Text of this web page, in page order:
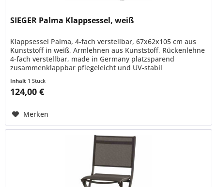
SIEGER Palma Klappsessel, weiß
Klappsessel Palma, 4-fach verstellbar, 67x62x105 cm aus
Kunststoff in weiß, Armlehnen aus Kunststoff, Rückenlehne
4-fach verstellbar, made in Germany platzsparend
zusammenklappbar pflegeleicht und UV-stabil
Inhalt 1 Stück
124,00 €
Merken